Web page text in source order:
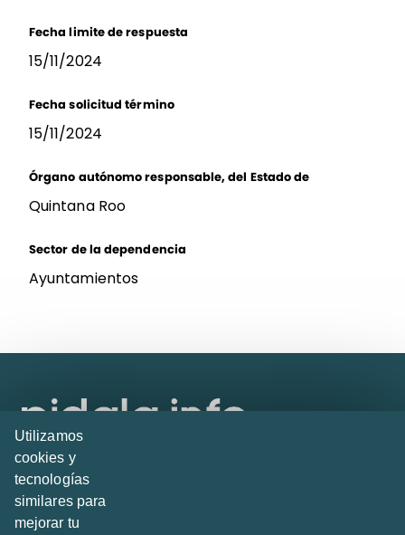
Fecha limite de respuesta
15/11/2024
Fecha solicitud término
15/11/2024
Órgano autónomo responsable, del Estado de
Quintana Roo
Sector de la dependencia
Ayuntamientos
Utilizamos
cookies y
tecnologías
similares para
mejorar tu
Creado por
Calle Querétaro 120, Depto H